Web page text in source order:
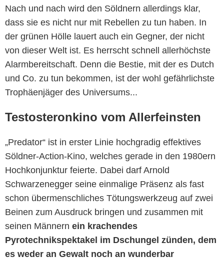
Nach und nach wird den Söldnern allerdings klar,
dass sie es nicht nur mit Rebellen zu tun haben. In
der grünen Hölle lauert auch ein Gegner, der nicht
von dieser Welt ist. Es herrscht schnell allerhöchste
Alarmbereitschaft. Denn die Bestie, mit der es Dutch
und Co. zu tun bekommen, ist der wohl gefährlichste
Trophäenjäger des Universums...
Testosteronkino vom Allerfeinsten
„Predator“ ist in erster Linie hochgradig effektives
Söldner-Action-Kino, welches gerade in den 1980ern
Hochkonjunktur feierte. Dabei darf Arnold
Schwarzenegger seine einmalige Präsenz als fast
schon übermenschliches Tötungswerkzeug auf zwei
Beinen zum Ausdruck bringen und zusammen mit
seinen Männern ein krachendes
Pyrotechnikspektakel im Dschungel zünden, dem
es weder an Gewalt noch an wunderbar